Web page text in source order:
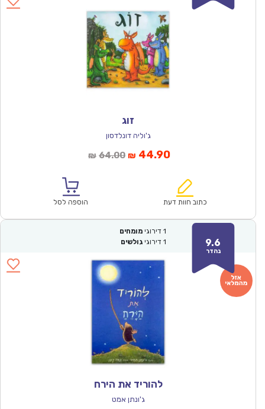
זוג
ג'וליה דונלדסון
₪ 64.00המחיר
₪64.00.
₪ 44.90המחיר
הוא:
כתוב חוות דעת הוספה לסל
9.6
נהדר
1 דירוגי מומחים
1 דירוגי גולשים
להוריד את הירח
ג'ונתן אמט